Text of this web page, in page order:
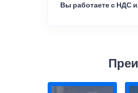
Вы работаете с НДС